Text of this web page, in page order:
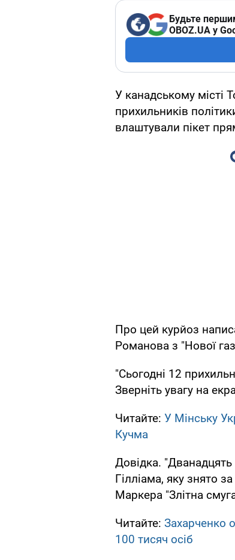
Будьте
OBOZ.UA у
У канадському місті
прихильників
влаштували пікет
Про цей курйоз
Романова з "Нової
"Сьогодні 12
Зверніть увагу на
Читайте: У Мінську
Кучма
Довідка. "Дванадцять
Гілліама, яку знято
Маркера "Злітна
Читайте: Захарченко
100 тисяч осіб